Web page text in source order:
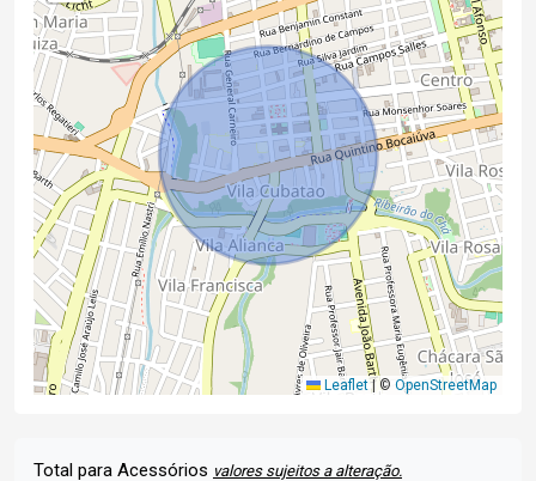
Leaflet | © OpenStreetMap
Total para Acessórios valores sujeitos a alteração.